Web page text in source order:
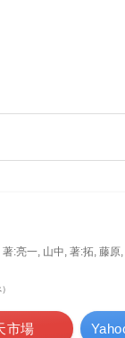
:亮一, 山中, 著:拓, 藤
市場